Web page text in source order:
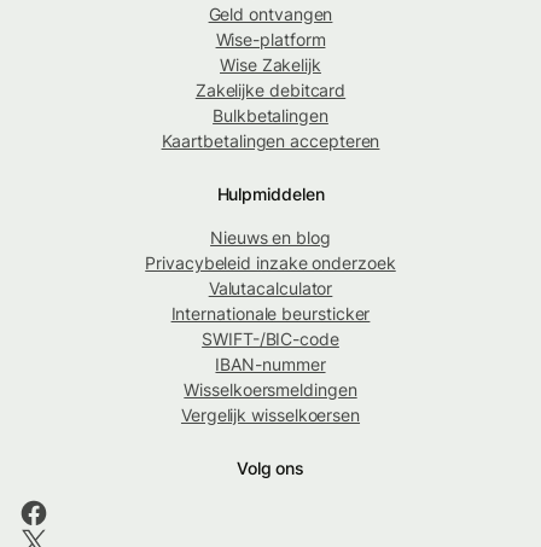
Geld ontvangen
Wise-platform
Wise Zakelijk
Zakelijke debitcard
Bulkbetalingen
Kaartbetalingen accepteren
Hulpmiddelen
Nieuws en blog
Privacybeleid inzake onderzoek
Valutacalculator
Internationale beursticker
SWIFT-/BIC-code
IBAN-nummer
Wisselkoersmeldingen
Vergelijk wisselkoersen
Volg ons